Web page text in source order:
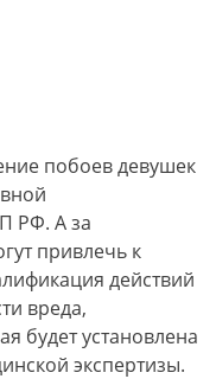
побоев девушек
РФ. А за
привлечь к
действий
вреда,
будет установлена
экспертизы.